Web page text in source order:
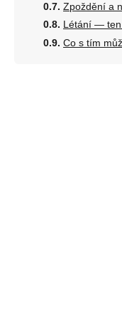
Zpoždění a
Létání — ten
Co s tím